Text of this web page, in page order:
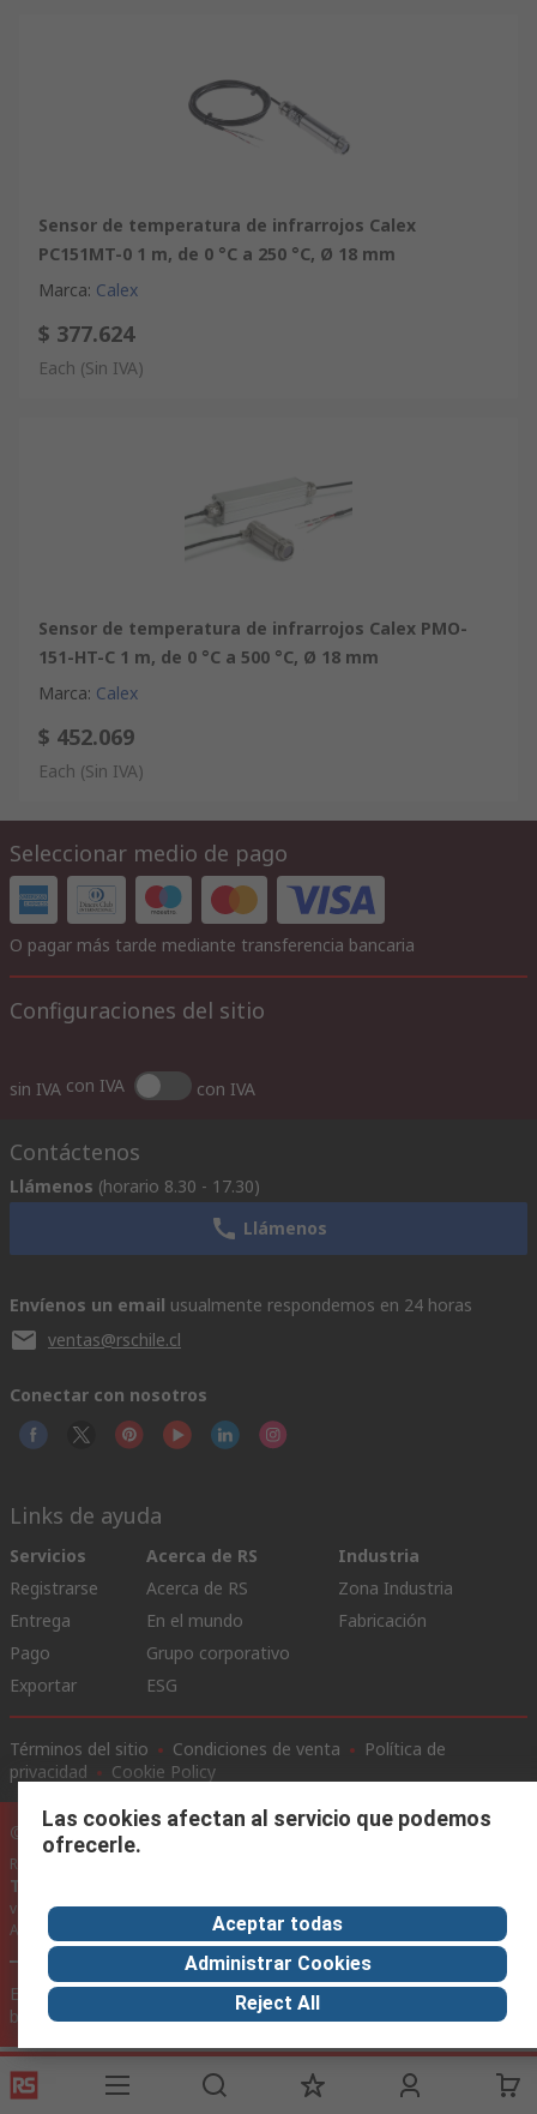
Sensor de temperatura de infrarrojos Calex
PC151MT-0 1 m, de 0 °C a 250 °C, Ø 18 mm
Marca: Calex
$ 377.624
Each (Sin IVA)
Sensor de temperatura de infrarrojos Calex PMO-
151-HT-C 1 m, de 0 °C a 500 °C, Ø 18 mm
Marca: Calex
$ 452.069
Each (Sin IVA)
Seleccionar medio de pago
O pagar más tarde mediante transferencia bancaria
Configuraciones del sitio
sin IVA con IVA con IVA
Contáctenos
Llámenos (horario 8.30 - 17.30)
Llámenos
Envíenos un email usualmente respondemos en 24 horas
ventas@rschile.cl
Conectar con nosotros
Links de ayuda
Servicios
Registrarse
Entrega
Pago
Exportar
Acerca de RS
Acerca de RS
En el mundo
Grupo corporativo
ESG
Industria
Zona Industria
Fabricación
Términos del sitio Condiciones de venta
Política de
privacidad
Cookie Policy
©RS Group Ltd. 2020
RS Group Ltda.
Teléfonos
ventas@rschile.cl
Ayuda
Este sitio web ha sido desarrollado por Catalogue solutions Ltd
bajo licencia por RS Group Ltd
Las cookies afectan al servicio que podemos
ofrecerle.
Aceptar todas
Administrar Cookies
Reject All